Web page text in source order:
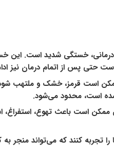
خستگی شدید است.
حتی پس از اتمام درمان نیز
است قرمز، خشک و ملتهب
شده است، محدود می‌شود.
ممکن است باعث تهوع، استفراغ،
تجربه کنند که می‌تواند